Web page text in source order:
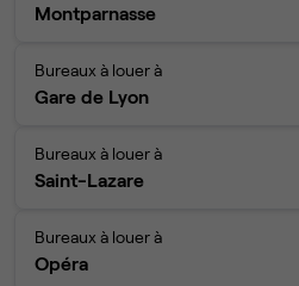
Montparnasse
Bureaux à louer à
Gare de Lyon
Bureaux à louer à
Saint-Lazare
Bureaux à louer à
Opéra